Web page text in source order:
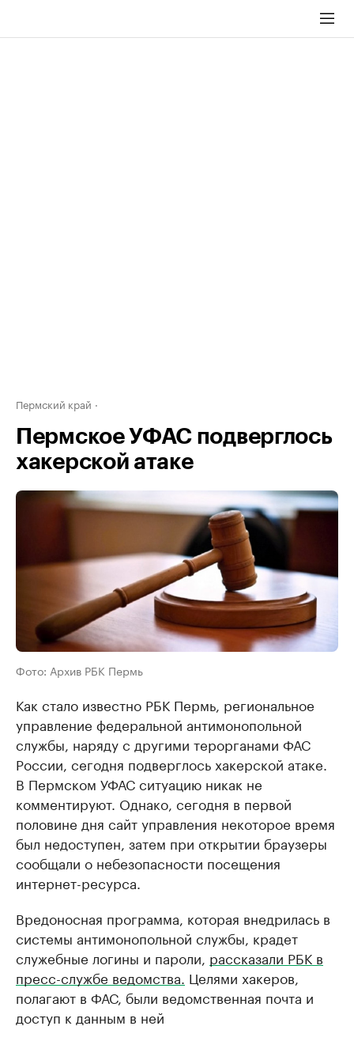
Пермский край
Пермское УФАС подверглось
хакерской атаке
Фото: Архив РБК Пермь
Как стало известно РБК Пермь, региональное
управление федеральной антимонопольной
службы, наряду с другими терорганами ФАС
России, сегодня подверглось хакерской атаке.
В Пермском УФАС ситуацию никак не
комментируют. Однако, сегодня в первой
половине дня сайт управления некоторое время
был недоступен, затем при открытии браузеры
сообщали о небезопасности посещения
интернет-ресурса.
Вредоносная программа, которая внедрилась в
системы антимонопольной службы, крадет
служебные логины и пароли, рассказали РБК в
пресс-службе ведомства. Целями хакеров,
полагают в ФАС, были ведомственная почта и
доступ к данным в ней